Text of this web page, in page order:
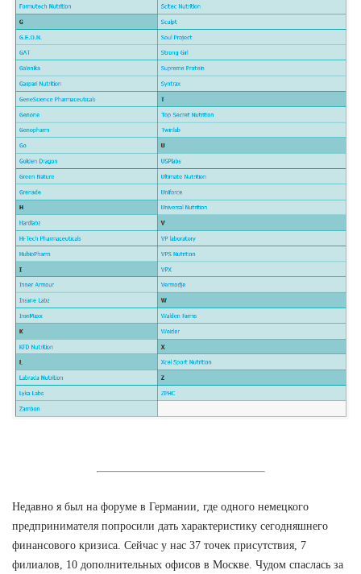
Недавно я был на форуме в Германии, где одного немецкого
предпринимателя попросили дать характеристику сегодняшнего
финансового кризиса. Сейчас у нас 37 точек присутствия, 7
филиалов, 10 дополнительных офисов в Москве. Чудом спаслась за